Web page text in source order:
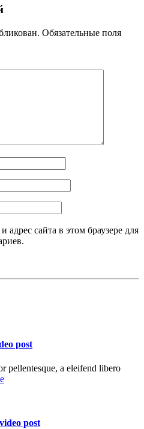
Обязательные поля
адрес сайта в этом браузере для
post
pellentesque, a eleifend libero
post